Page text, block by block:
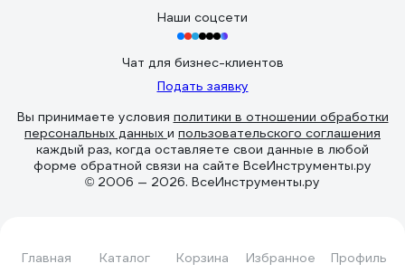
Главная Каталог Корзина Избранное Профиль
Наши соцсети
Чат для бизнес-клиентов
Подать заявку
Вы принимаете условия политики в отношении обработки
персональных данных и пользовательского соглашения
каждый раз, когда оставляете свои данные в любой
форме обратной связи на сайте ВсеИнструменты.ру
© 2006 — 2026. ВсеИнструменты.ру